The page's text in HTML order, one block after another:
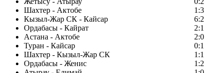
Шахтер - Актобе
1:3
Кызыл-Жар СК - Кайсар
6:2
Ордабасы - Кайрат
2:1
Астана - Актобе
2:0
Туран - Кайсар
0:1
Шахтер - Кызыл-Жар СК
1:1
Ордабасы - Женис
1:2